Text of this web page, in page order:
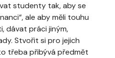
studenty tak, aby se
ale aby měli touhu
dávat práci jiným,
Stvořit si pro jejich
třeba přibývá předmět